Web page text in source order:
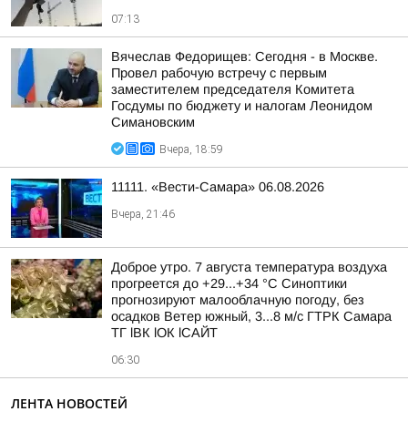
07:13
Вячеслав Федорищев: Сегодня - в Москве.
Провел рабочую встречу с первым
заместителем председателя Комитета
Госдумы по бюджету и налогам Леонидом
Симановским
Вчера, 18:59
11111. «Вести-Самара» 06.08.2026
Вчера, 21:46
Доброе утро. 7 августа температура воздуха
прогреется до +29...+34 °C Синоптики
прогнозируют малооблачную погоду, без
осадков Ветер южный, 3...8 м/с ГТРК Самара
ТГ lВК lОК lСАЙТ
06:30
ЛЕНТА НОВОСТЕЙ